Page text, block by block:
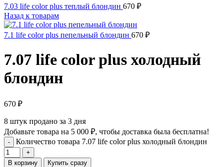
7.03 life color plus теплый блондин 670 ₽
Назад к товарам
7.1 life color plus пепельный блондин 670 ₽
7.07 life color plus холодный
блондин
670 ₽
8 штук продано за 3 дня
Добавьте товара на 5 000 ₽, чтобы доставка была бесплатна!
Количество товара 7.07 life color plus холодный блондин
В корзину Купить сразу